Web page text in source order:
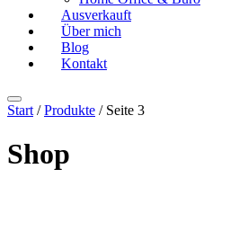
Ausverkauft
Über mich
Blog
Kontakt
Start /Produkte / Seite 3
Shop